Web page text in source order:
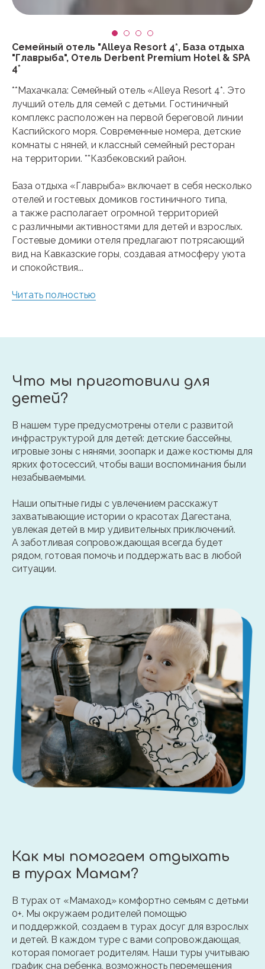
Семейный отель "Alleya Resort 4*, База отдыха
"Главрыба", Отель Derbent Premium Hotel & SPA
4*
**Махачкала: Семейный отель «Alleya Resort 4*. Это
лучший отель для семей с детьми. Гостиничный
комплекс расположен на первой береговой линии
Каспийского моря. Современные номера, детские
комнаты с няней, и классный семейный ресторан
на территории. **Казбековский район.
База отдыха «Главрыба» включает в себя несколько
отелей и гостевых домиков гостиничного типа,
а также располагает огромной территорией
с различными активностями для детей и взрослых.
Гостевые домики отеля предлагают потрясающий
вид на Кавказские горы, создавая атмосферу уюта
и спокойствия...
Читать полностью
Что мы приготовили для
детей?
В нашем туре предусмотрены отели с развитой
инфраструктурой для детей: детские бассейны,
игровые зоны с нянями, зоопарк и даже костюмы для
ярких фотосессий, чтобы ваши воспоминания были
незабываемыми.
Наши опытные гиды с увлечением расскажут
захватывающие истории о красотах Дагестана,
увлекая детей в мир удивительных приключений.
А заботливая сопровождающая всегда будет
рядом, готовая помочь и поддержать вас в любой
ситуации.
Как мы помогаем отдыхать
в турах Мамам?
В турах от «Мамаход» комфортно семьям с детьми
0+. Мы окружаем родителей помощью
и поддержкой, создаем в турах досуг для взрослых
и детей. В каждом туре с вами сопровождающая,
которая помогает родителям. Наши туры учитываю
график сна ребенка, возможность перемещения